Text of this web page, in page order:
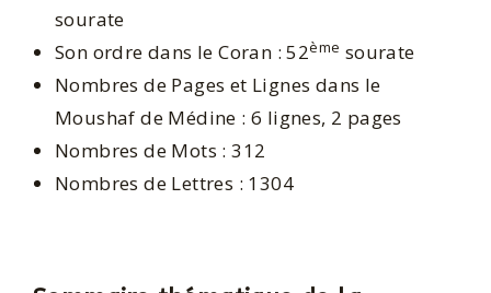
sourate
Son ordre dans le Coran : 52ème sourate
Nombres de Pages et Lignes dans le
Moushaf de Médine : 6 lignes, 2 pages
Nombres de Mots : 312
Nombres de Lettres : 1304